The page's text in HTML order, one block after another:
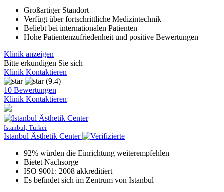
Großartiger Standort
Verfügt über fortschrittliche Medizintechnik
Beliebt bei internationalen Patienten
Hohe Patientenzufriedenheit und positive Bewertungen
Klinik anzeigen
Bitte erkundigen Sie sich
Klinik Kontaktieren
(9.4)
10 Bewertungen
Klinik Kontaktieren
Istanbul, Türkei
Istanbul Ästhetik Center
92% würden die Einrichtung weiterempfehlen
Bietet Nachsorge
ISO 9001: 2008 akkreditiert
Es befindet sich im Zentrum von Istanbul